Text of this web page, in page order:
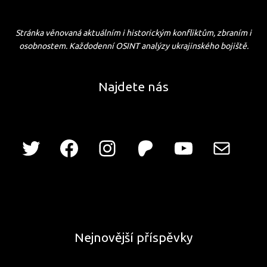
Stránka věnovaná aktuálním i historickým konfliktům, zbraním i
osobnostem. Každodenní OSINT analýzy ukrajinského bojiště.
Najdete nás
Nejnovější příspěvky